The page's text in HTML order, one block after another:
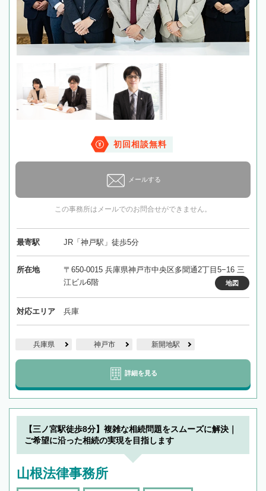
初回相談無料
メールする
この事務所はメールでのお問合せができません。
最寄駅 JR「神戸駅」徒歩5分
所在地
〒650-0015 兵庫県神戸市中央区多聞通2丁目5−16 三
江ビル6階
地図
対応エリア 兵庫
兵庫県 神戸市 新開地駅
詳細を見る
【三ノ宮駅徒歩8分】複雑な相続問題をスムーズに解決｜
ご希望に沿った相続の実現を目指します
山根法律事務所